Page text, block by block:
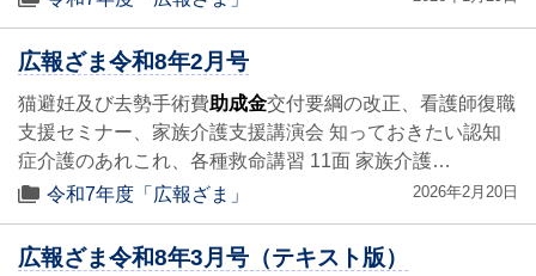
広報ざま令和8年2月号
猫避妊及び去勢手術費助成金交付要綱の改正、看護師復職
支援セミナー、家族介護支援講演会 知っておきたい認知
症介護のあれこれ、各種救命講習 11面 家族介護…
令和7年度「広報ざま」
2026年2月20日
広報ざま令和8年3月号（テキスト版）